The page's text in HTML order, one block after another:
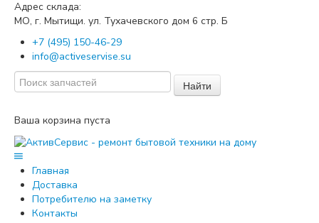
Адрес склада:
МО, г. Мытищи. ул. Тухачевского дом 6 стр. Б
+7 (495) 150-46-29
info@activeservise.su
Найти
Ваша корзина пуста
Главная
Доставка
Потребителю на заметку
Контакты